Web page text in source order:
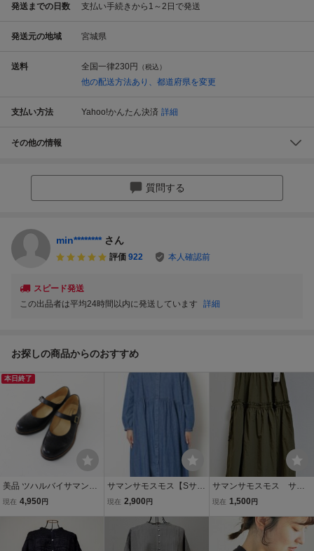
発送までの日数 支払い手続きから1～2日で発送
発送元の地域 宮城県
送料 全国一律230円 （税込）
他の配送方法あり、都道府県を変更
支払い方法 Yahoo!かんたん決済 詳細
その他の情報
質問する
min******** さん
評価 922 本人確認前
スピード発送
この出品者は平均24時間以内に発送しています
詳細
お探しの商品からのおすすめ
本日終了
美品 ツハルバイサマンサ
モスモス TSUHARU by S
ストラップシューズ M＼
ブラック 23.5cm レザー
現在 4,950 円
サマンサモスモス【Sサイ
ズ】デニムバンドカラー
現在 2,900 円
サマンサモスモス サイ
ドリボンギャザースカー
現在 1,500 円